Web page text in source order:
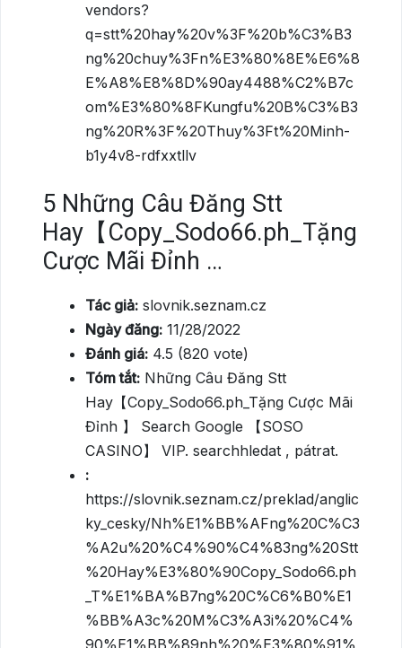
vendors?
q=stt%20hay%20v%3F%20b%C3%B3
ng%20chuy%3Fn%E3%80%8E%E6%8
E%A8%E8%8D%90ay4488%C2%B7c
om%E3%80%8FKungfu%20B%C3%B3
ng%20R%3F%20Thuy%3Ft%20Minh-
b1y4v8-rdfxxtllv
5 Những Câu Đăng Stt
Hay【Copy_Sodo66.ph_Tặng
Cược Mãi Đỉnh …
Tác giả: slovnik.seznam.cz
Ngày đăng: 11/28/2022
Đánh giá: 4.5 (820 vote)
Tóm tắt: Những Câu Đăng Stt
Hay【Copy_Sodo66.ph_Tặng Cược Mãi
Đỉnh 】 Search Google 【SOSO
CASINO】 VIP. searchhledat , pátrat.
:
https://slovnik.seznam.cz/preklad/anglic
ky_cesky/Nh%E1%BB%AFng%20C%C3
%A2u%20%C4%90%C4%83ng%20Stt
%20Hay%E3%80%90Copy_Sodo66.ph
_T%E1%BA%B7ng%20C%C6%B0%E1
%BB%A3c%20M%C3%A3i%20%C4%
90%E1%BB%89nh%20%E3%80%91%